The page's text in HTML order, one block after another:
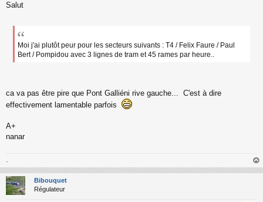
e
u
Salut
Moi j'ai plutôt peur pour les secteurs suivants : T4 / Felix Faure / Paul
Bert / Pompidou avec 3 lignes de tram et 45 rames par heure..
ca va pas être pire que Pont Galliéni rive gauche... C'est à dire
effectivement lamentable parfois
A+
nanar
.
au
Bibouquet
Régulateur